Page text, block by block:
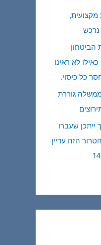
נרכש
הביטחון
לא ראינו
כל כיסוי.
גוררת
ייתכן שעברו
הזה עדיין